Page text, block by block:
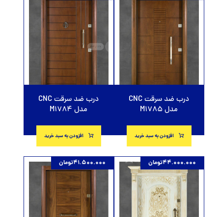
درب ضد سرقت CNC
مدل M1785
افزودن به سبد خرید
درب ضد سرقت CNC
مدل M1784
افزودن به سبد خرید
44.000.000تومان 41.500.000تومان